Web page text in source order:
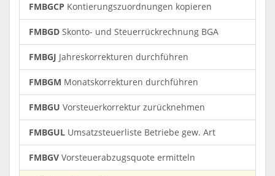
FMBGCP Kontierungszuordnungen kopieren
FMBGD Skonto- und Steuerrückrechnung BGA
FMBGJ Jahreskorrekturen durchführen
FMBGM Monatskorrekturen durchführen
FMBGU Vorsteuerkorrektur zurücknehmen
FMBGUL Umsatzsteuerliste Betriebe gew. Art
FMBGV Vorsteuerabzugsquote ermitteln